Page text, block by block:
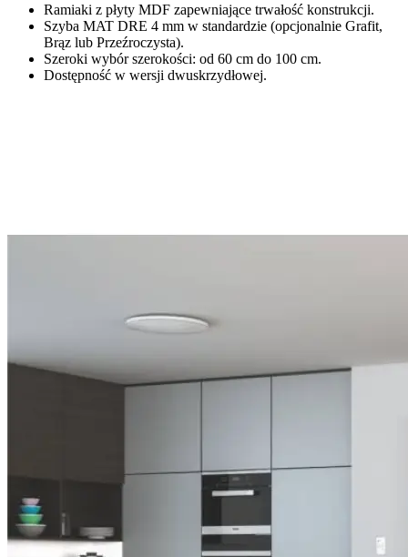
Ramiaki z płyty MDF zapewniające trwałość konstrukcji.
Szyba MAT DRE 4 mm w standardzie (opcjonalnie Grafit,
Brąz lub Przeźroczysta).
Szeroki wybór szerokości: od 60 cm do 100 cm.
Dostępność w wersji dwuskrzydłowej.